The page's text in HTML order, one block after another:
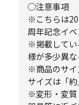
◯注意事項
※こちらは
周年記念イベ
※掲載してい
様が多少異な
※商品のサイ
サイズは「
※変形・変質